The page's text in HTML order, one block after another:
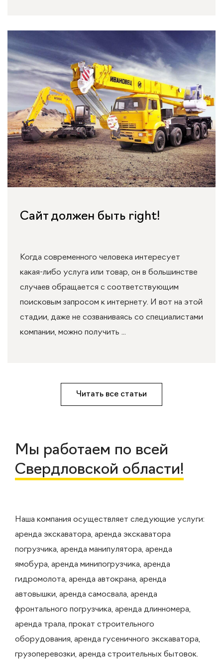
Сайт должен быть right!
Когда современного человека интересует
какая-либо услуга или товар, он в большинстве
случаев обращается с соответствующим
поисковым запросом к интернету. И вот на этой
стадии, даже не созваниваясь со специалистами
компании, можно получить ...
Читать все статьи
Мы работаем по всей
Свердловской области!
Наша компания осуществляет следующие услуги:
аренда экскаватора, аренда экскаватора
погрузчика, аренда манипулятора, аренда
ямобура, аренда минипогрузчика, аренда
гидромолота, аренда автокрана, аренда
автовышки, аренда самосвала, аренда
фронтального погрузчика, аренда длинномера,
аренда трала, прокат строительного
оборудования, аренда гусеничного экскаватора,
грузоперевозки, аренда строительных бытовок.